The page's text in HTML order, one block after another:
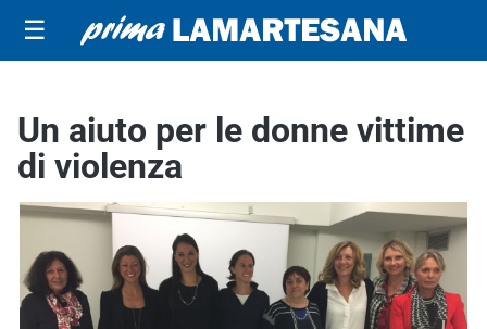
☰
Un aiuto per le donne vittime
di violenza